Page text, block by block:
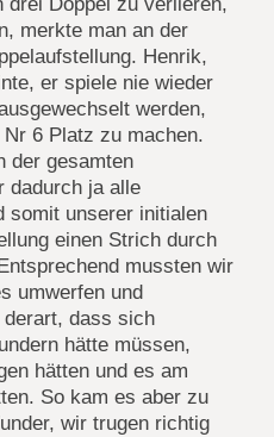
drei Doppel zu verlieren,
merkte man an der
Henrik,
er spiele nie wieder
werden,
6 Platz zu machen.
der gesamten
dadurch ja alle
somit unserer initialen
einen Strich durch
mussten wir
umwerfen und
dass sich
hätte müssen,
hätten und es am
So kam es aber zu
wir trugen richtig